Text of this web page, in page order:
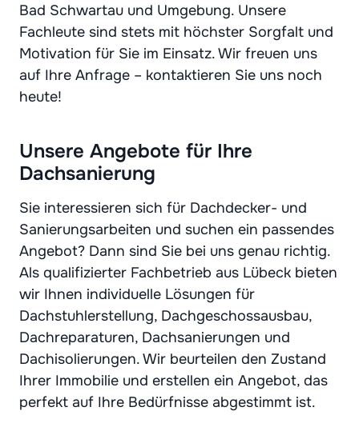
Bad Schwartau und Umgebung. Unsere
Fachleute sind stets mit höchster Sorgfalt und
Motivation für Sie im Einsatz. Wir freuen uns
auf Ihre Anfrage – kontaktieren Sie uns noch
heute!
Unsere Angebote für Ihre
Dachsanierung
Sie interessieren sich für Dachdecker- und
Sanierungsarbeiten und suchen ein passendes
Angebot? Dann sind Sie bei uns genau richtig.
Als qualifizierter Fachbetrieb aus Lübeck bieten
wir Ihnen individuelle Lösungen für
Dachstuhlerstellung, Dachgeschossausbau,
Dachreparaturen, Dachsanierungen und
Dachisolierungen. Wir beurteilen den Zustand
Ihrer Immobilie und erstellen ein Angebot, das
perfekt auf Ihre Bedürfnisse abgestimmt ist.